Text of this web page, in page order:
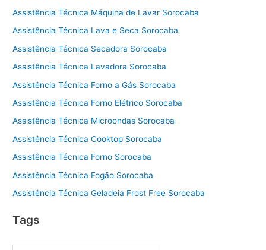
Assistência Técnica Máquina de Lavar Sorocaba
Assistência Técnica Lava e Seca Sorocaba
Assistência Técnica Secadora Sorocaba
Assistência Técnica Lavadora Sorocaba
Assistência Técnica Forno a Gás Sorocaba
Assistência Técnica Forno Elétrico Sorocaba
Assistência Técnica Microondas Sorocaba
Assistência Técnica Cooktop Sorocaba
Assistência Técnica Forno Sorocaba
Assistência Técnica Fogão Sorocaba
Assistência Técnica Geladeia Frost Free Sorocaba
Tags